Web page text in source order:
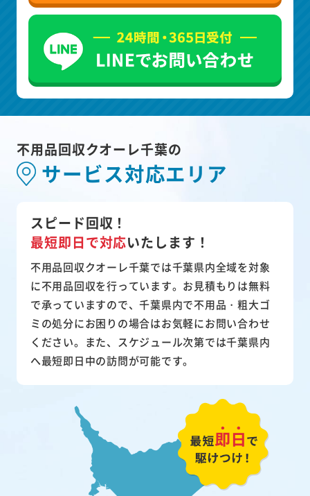
不用品回収クオーレ千葉の
サービス対応エリア
スピード回収！
最短即日で対応いたします！
不用品回収クオーレ千葉では千葉県内全域を対象
に不用品回収を行っています。お見積もりは無料
で承っていますので、千葉県内で不用品・粗大ゴ
ミの処分にお困りの場合はお気軽にお問い合わせ
ください。また、スケジュール次第では千葉県内
へ最短即日中の訪問が可能です。